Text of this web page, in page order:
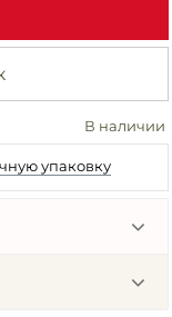
В наличии
упаковку